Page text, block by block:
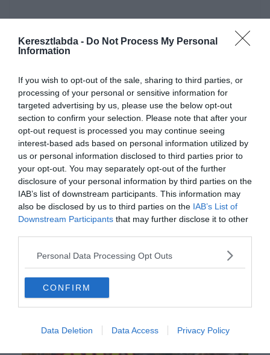
Keresztlabda - Do Not Process My Personal
Information
If you wish to opt-out of the sale, sharing to third parties, or
processing of your personal or sensitive information for
targeted advertising by us, please use the below opt-out
section to confirm your selection. Please note that after your
opt-out request is processed you may continue seeing
interest-based ads based on personal information utilized by
us or personal information disclosed to third parties prior to
your opt-out. You may separately opt-out of the further
disclosure of your personal information by third parties on the
IAB’s list of downstream participants. This information may
also be disclosed by us to third parties on the IAB’s List of
Downstream Participants that may further disclose it to other
Personal Data Processing Opt Outs
CONFIRM
Data Deletion Data Access Privacy Policy
Ha szeretsz ilyen elgondolkodtató témákon
agyalni, és szívesen dumálnál az
Kvízkuckó Facebook csoportunkba! Odabent
egy nagyszerű közösség vár, és minden
napra jut valami új izgalmas kvíz a tagoknak.
Ha pedig rögtön pörgetnéd tovább a
kérdéseket, atudáspróbarovatunkban
rengeteg érdekességet találsz. Ha inkább
pihennél egy kicsit a fárasztó agytorna után,
aKeresztlabda YouTube csatornájais nyitva
áll előtted egy kis videózásra.